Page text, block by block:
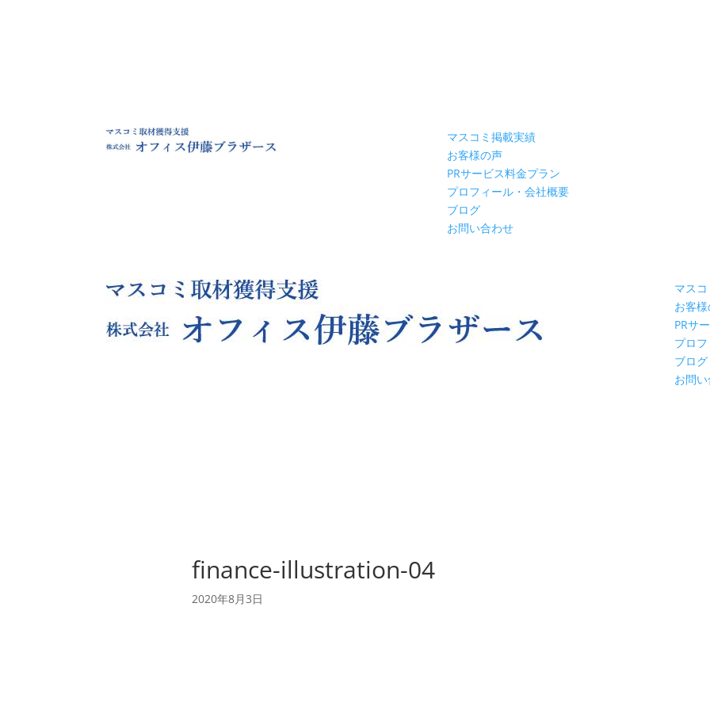
マスコミ掲載実績
お客様の声
PRサービス料金プラン
プロフィール・会社概要
ブログ
お問い合わせ
マス
お客
PRサ
プロ
ブログ
お問
finance-illustration-04
2020年8月3日